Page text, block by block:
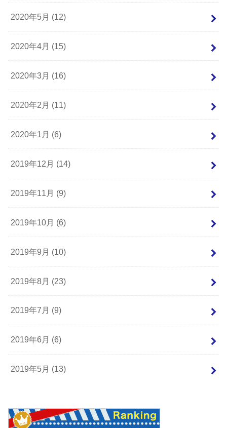
2020年5月 (12)
2020年4月 (15)
2020年3月 (16)
2020年2月 (11)
2020年1月 (6)
2019年12月 (14)
2019年11月 (9)
2019年10月 (6)
2019年9月 (10)
2019年8月 (23)
2019年7月 (9)
2019年6月 (6)
2019年5月 (13)